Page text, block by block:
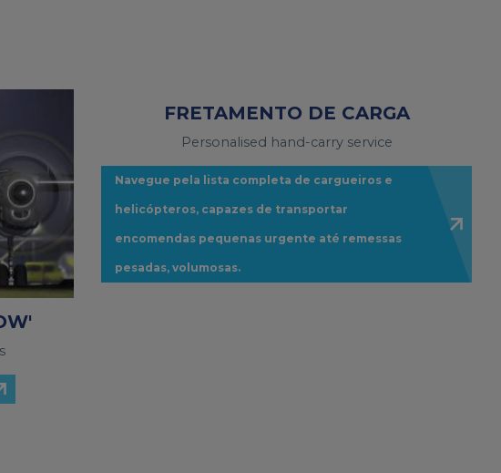
FRETAMENTO DE CARGA
Personalised hand-carry service
Navegue pela lista completa de cargueiros e
helicópteros, capazes de transportar
encomendas pequenas urgente até remessas
pesadas, volumosas.